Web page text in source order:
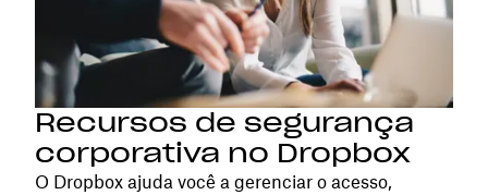
Recursos de segurança
corporativa no Dropbox
O Dropbox ajuda você a gerenciar o acesso,